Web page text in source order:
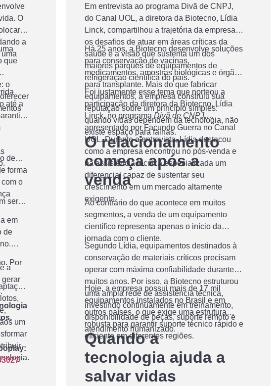
O
a
a
que
o
até a
de
forma
o
ser
em
de
a
gerar
Por
um
confiança em diferencial
competitivo
Em entrevista ao programa Divã de CNPJ,
do Canal UOL, a diretora da Biotecno, Lídia
Linck, compartilhou a trajetória da empresa,
os desafios de atuar em áreas críticas da
saúde e a visão que sustenta um dos
maiores parques de equipamentos de
refrigeração científica do país.
Há 25 anos, a Biotecno desenvolve soluções
para conservação de vacinas,
medicamentos, amostras biológicas e órgãos
para transplante. Mais do que fabricar
equipamentos, a empresa construiu sua
reputação sobre um princípio simples:
quando vidas dependem da tecnologia, não
existe espaço para falhas.
Foi justamente esse tema que norteou a
participação da diretora da Biotecno, Lídia
Linck, no programaDivã de CNPJ,
apresentado por Facundo Guerra no Canal
UOL. Durante a entrevista, Lídia destacou
como a empresa encontrou no pós-venda e
na assistência técnica especializada um
diferencial capaz de sustentar seu
crescimento em um mercado altamente
exigente.
O relacionamento
começa após a
venda
Ao contrário do que acontece em muitos
segmentos, a venda de um equipamento
científico representa apenas o início da
jornada com o cliente.
Segundo Lídia, equipamentos destinados à
conservação de materiais críticos precisam
operar com máxima confiabilidade durante
muitos anos. Por isso, a Biotecno estruturou
uma ampla rede de assistência técnica,
investindo continuamente em treinamento,
disponibilidade de peças, suporte remoto e
atendimento humanizado.
Hoje, a empresa possui mais de 17 mil
equipamentos instalados no Brasil e em
outros países, o que exige uma estrutura
robusta para garantir suporte técnico rápido e
eficiente em diferentes regiões.
Quando a
tecnologia ajuda a
salvar vidas